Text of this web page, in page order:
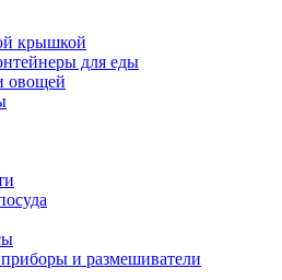
крышкой
для еды
овощей
и размешиватели